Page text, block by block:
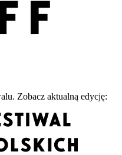
Zobacz aktualną edycję: